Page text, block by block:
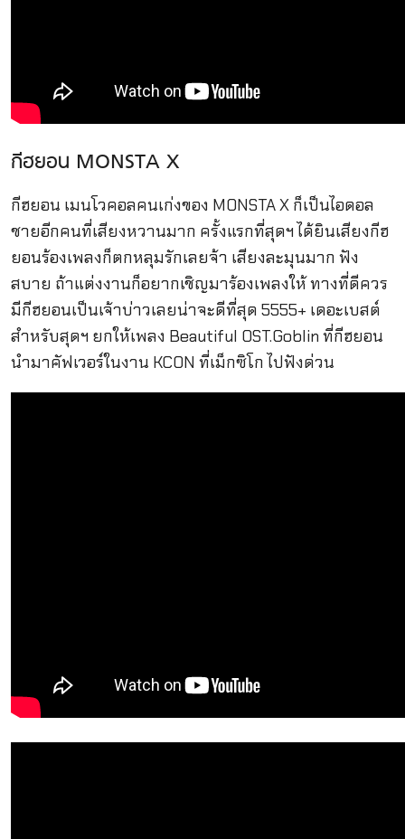
กีฮยอน MONSTA X
กีฮยอน เมนโวคอลคนเก่งของ MONSTA X ก็เป็นไอดอล
ชายอีกคนที่เสียงหวานมาก ครั้งแรกที่สุดฯ ได้ยินเสียงกีฮ
ยอนร้องเพลงก็ตกหลุมรักเลยจ้า เสียงละมุนมาก ฟัง
สบาย ถ้าแต่งงานก็อยากเชิญมาร้องเพลงให้ ทางที่ดีควร
มีกีฮยอนเป็นเจ้าบ่าวเลยน่าจะดีที่สุด 5555+ เดอะเบสต์
สำหรับสุดฯ ยกให้เพลง Beautiful OST.Goblin ที่กีฮยอน
นำมาคัฟเวอร์ในงาน KCON ที่เม็กซิโก ไปฟังด่วน